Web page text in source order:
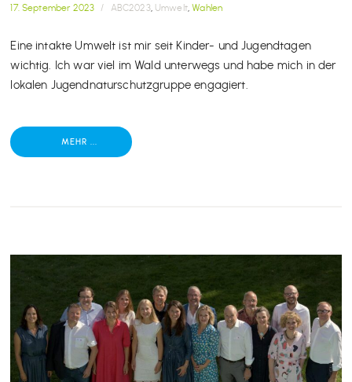
17. September 2023 / ABC2023, Umwelt,Wahlen
Eine intakte Umwelt ist mir seit Kinder- und Jugendtagen
wichtig. Ich war viel im Wald unterwegs und habe mich in der
lokalen Jugendnaturschutzgruppe engagiert.
MEHR ...